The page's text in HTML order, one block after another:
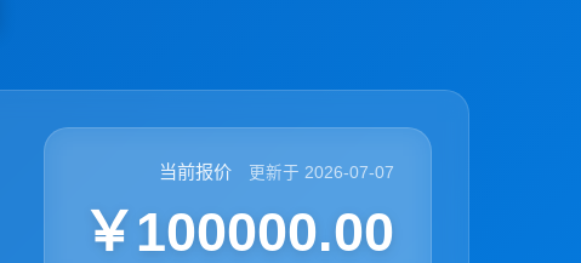
当前报价 更新于 2026-07-07
￥100000.00